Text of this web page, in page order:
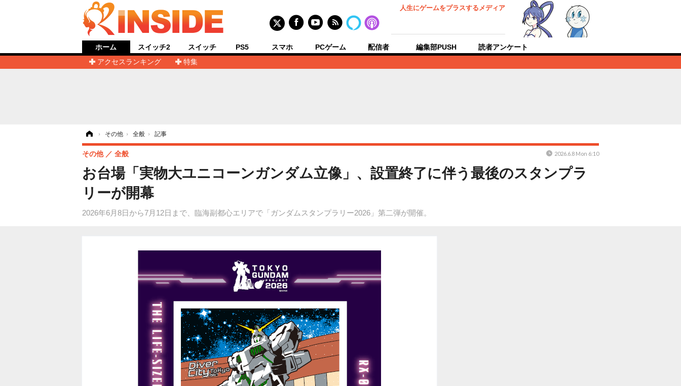
人生にゲームをプラスするメディア
ホーム
アクセスランキング
特集
スイッチ2 スイッチ PS5 スマホ PCゲーム 配信者 編集部PUSH 読者アンケート
› その他 › 全般 › 記事
お台場「実物大ユニコーンガンダム立像」、設置終了に伴う最後のスタンプラ
リーが開幕
2026年6月8日から7月12日まで、臨海副都心エリアで「ガンダムスタンプラリー2026」第二弾が開催。
その他 全般 2026.6.8 Mon 6:10